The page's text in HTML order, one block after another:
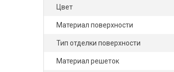
Цвет
Материал поверхности
Тип отделки поверхности
Материал решеток